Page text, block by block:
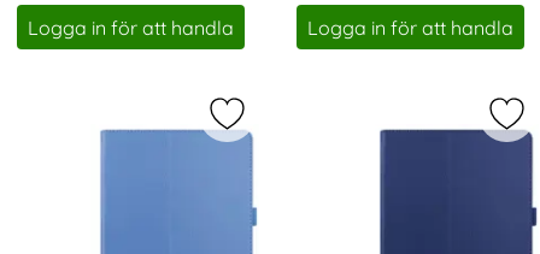
Art. nr 13632
Logga in för att handla
Vit
Art. nr 16813
Logga in för att handla
Markera samsung Galaxy Tab A7